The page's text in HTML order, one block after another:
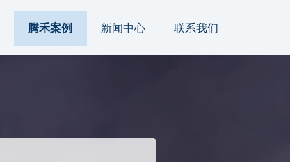
腾禾案例 新闻中心 联系我们